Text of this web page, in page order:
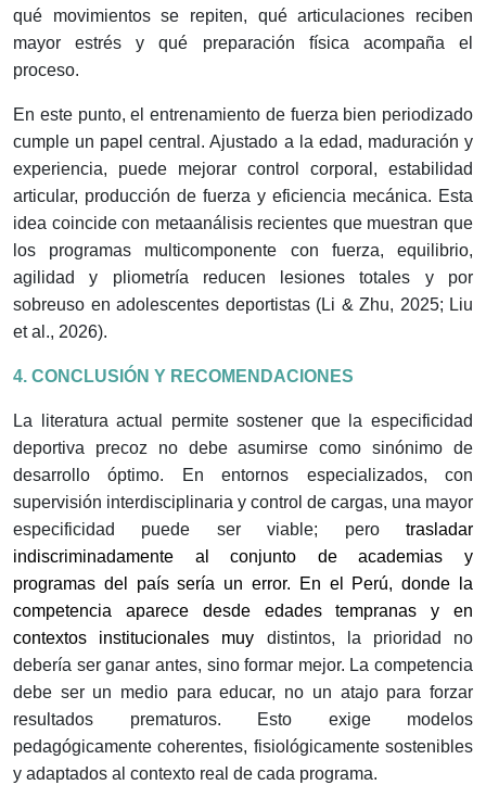
qué movimientos se repiten, qué articulaciones reciben
mayor estrés y qué preparación física acompaña el
proceso.
En este punto, el entrenamiento de fuerza bien periodizado
cumple un papel central. Ajustado a la edad, maduración y
experiencia, puede mejorar control corporal, estabilidad
articular, producción de fuerza y eficiencia mecánica. Esta
idea coincide con metaanálisis recientes que muestran que
los programas multicomponente con fuerza, equilibrio,
agilidad y pliometría reducen lesiones totales y por
sobreuso en adolescentes deportistas (Li & Zhu, 2025; Liu
et al., 2026).
4. CONCLUSIÓN Y RECOMENDACIONES
La literatura actual permite sostener que la especificidad
deportiva precoz no debe asumirse como sinónimo de
desarrollo óptimo. En entornos especializados, con
supervisión interdisciplinaria y control de cargas, una mayor
especificidad puede ser viable; pero trasladar
indiscriminadamente al conjunto de academias y
programas del paíssería un error. En el Perú, donde la
competencia aparece desde edades tempranas y en
contextos institucionales muy distintos, la prioridad no
debería ser ganar antes, sino formar mejor. La competencia
debe ser un medio para educar, no un atajo para forzar
resultados prematuros. Esto exige modelos
pedagógicamente coherentes, fisiológicamente sostenibles
y adaptados al contexto real de cada programa.